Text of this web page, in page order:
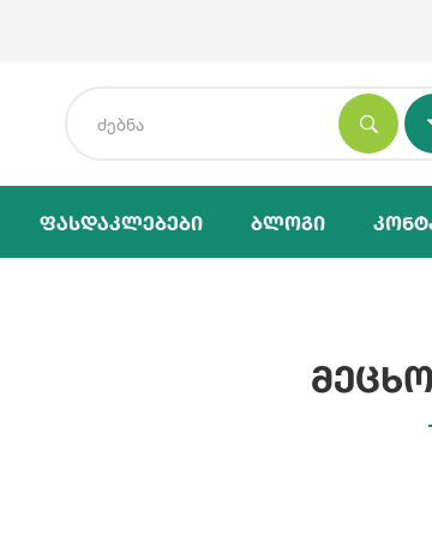
Ფასდაკლებები Ბლოგი